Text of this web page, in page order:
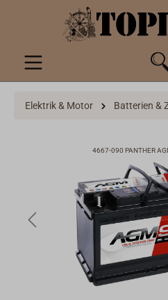
springen
Elektrik & Motor Batterien &
4667-090 PANTHER